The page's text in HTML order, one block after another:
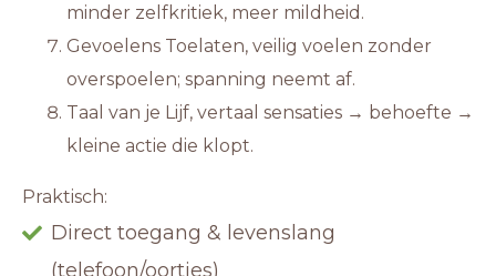
minder zelfkritiek, meer mildheid.
Gevoelens Toelaten, veilig voelen zonder
overspoelen; spanning neemt af.
Taal van je Lijf, vertaal sensaties → behoefte →
kleine actie die klopt.
Praktisch:
Direct toegang & levenslang
(telefoon/oortjes)